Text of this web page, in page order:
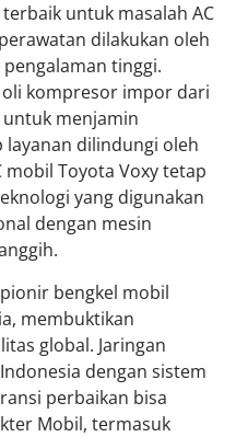
untuk masalah AC
dilakukan oleh
tinggi.
kompresor impor dari
untuk menjamin
layanan dilindungi oleh
mobil Toyota Voxy tetap
yang digunakan
dengan mesin
bengkel mobil
membuktikan
global. Jaringan
dengan sistem
perbaikan bisa
Mobil, termasuk